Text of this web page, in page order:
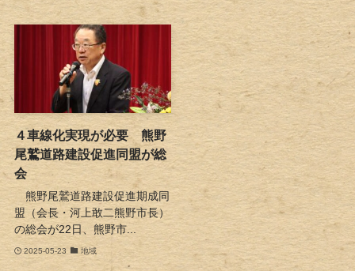
４車線化実現が必要 熊野
尾鷲道路建設促進同盟が総
会
熊野尾鷲道路建設促進期成同
盟（会長・河上敢二熊野市長）
の総会が22日、熊野市...
2025-05-23 地域